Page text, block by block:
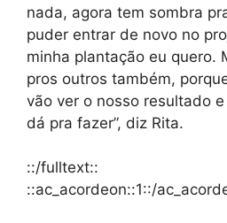
nada, agora tem sombra
puder entrar de novo no
minha plantação eu quero.
pros outros também,
vão ver o nosso resultado
dá pra fazer”, diz Rita.
::/fulltext::
::ac_acordeon::1::/